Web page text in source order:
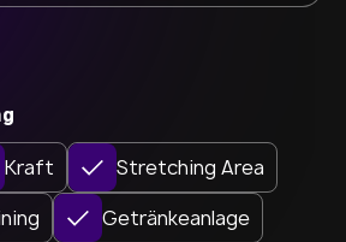
Kraft
Stretching Area
Getränkeanlage